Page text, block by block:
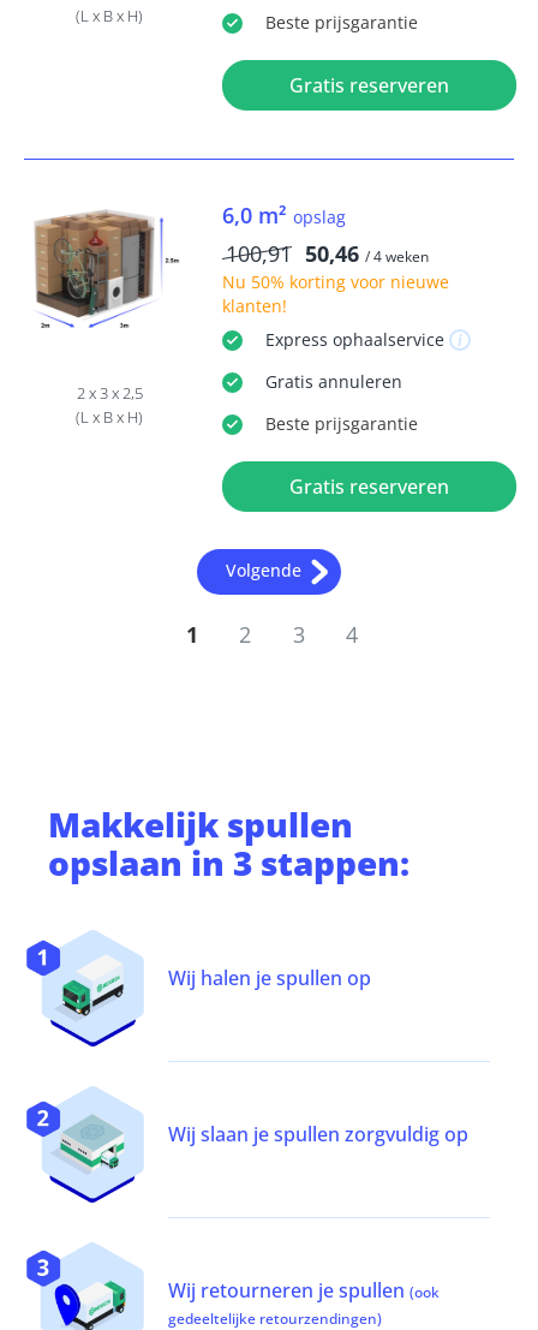
(L x B x H)
Beste prijsgarantie
Gratis reserveren
2 x 3 x 2,5
(L x B x H)
6,0 m² opslag
100,91 50,46 / 4 weken
Nu 50% kortingvoor nieuwe
klanten!
Express ophaalservice
Gratis annuleren
Beste prijsgarantie
Gratis reserveren
Volgende
1 2 3 4
Makkelijkspullen
opslaan in 3 stappen:
Wij halen je spullen op
Wij slaan je spullen zorgvuldig op
Wij retourneren je spullen (ook
gedeeltelijke retourzendingen)